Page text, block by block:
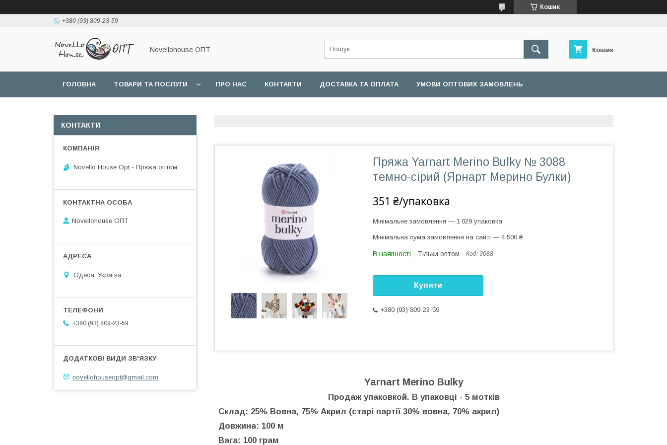
Кошик
+380 (93) 809-23-59
Novellohouse ОПТ Кошик
ГОЛОВНА ТОВАРИ ТА ПОСЛУГИ ПРО НАС КОНТАКТИ ДОСТАВКА ТА ОПЛАТА УМОВИ ОПТОВИХ ЗАМОВЛЕНЬ
Пряжа Yarnart Merino Bulky № 3088
темно-сірий (Ярнарт Мерино Булки)
351 ₴/упаковка
Мінімальне замовлення — 1.029 упаковка
Мінімальна сума замовлення на сайті — 4 500 ₴
В наявності Тільки оптом Код: 3088
Купити
+380 (93) 809-23-59
Yarnart Merino Bulky
Продаж упаковкой. В упаковці - 5 мотків
Склад: 25% Вовна, 75% Акрил (старі партії 30% вовна, 70% акрил)
Довжина: 100 м
Вага: 100 грам
КОНТАКТИ
Novello House Opt - Пряжа оптом
Novellohouse ОПТ
Одеса, Україна
+380 (93) 809-23-59
novellohouseopt@gmail.com